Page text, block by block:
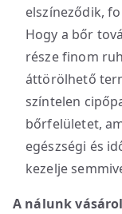
elszíneződik,
Hogy a bőr
része finom
áttörölhető
színtelen
bőrfelületet,
egészségi és
kezelje
A nálunk